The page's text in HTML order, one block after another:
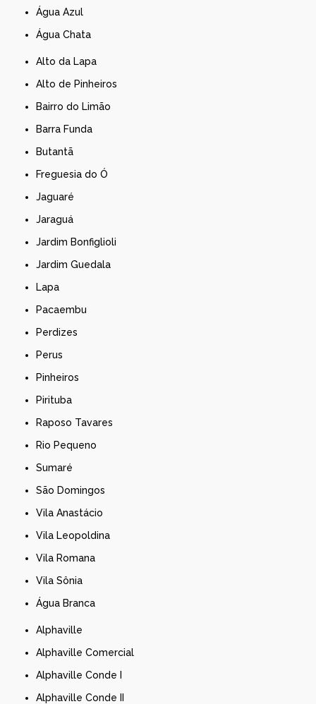
Água Azul
Água Chata
Alto da Lapa
Alto de Pinheiros
Bairro do Limão
Barra Funda
Butantã
Freguesia do Ó
Jaguaré
Jaraguá
Jardim Bonfiglioli
Jardim Guedala
Lapa
Pacaembu
Perdizes
Perus
Pinheiros
Pirituba
Raposo Tavares
Rio Pequeno
Sumaré
São Domingos
Vila Anastácio
Vila Leopoldina
Vila Romana
Vila Sônia
Água Branca
Alphaville
Alphaville Comercial
Alphaville Conde I
Alphaville Conde II